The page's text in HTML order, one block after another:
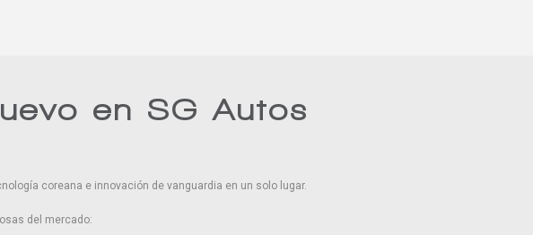
en SG Autos
coreana e innovación de vanguardia en un solo lugar.
del mercado: